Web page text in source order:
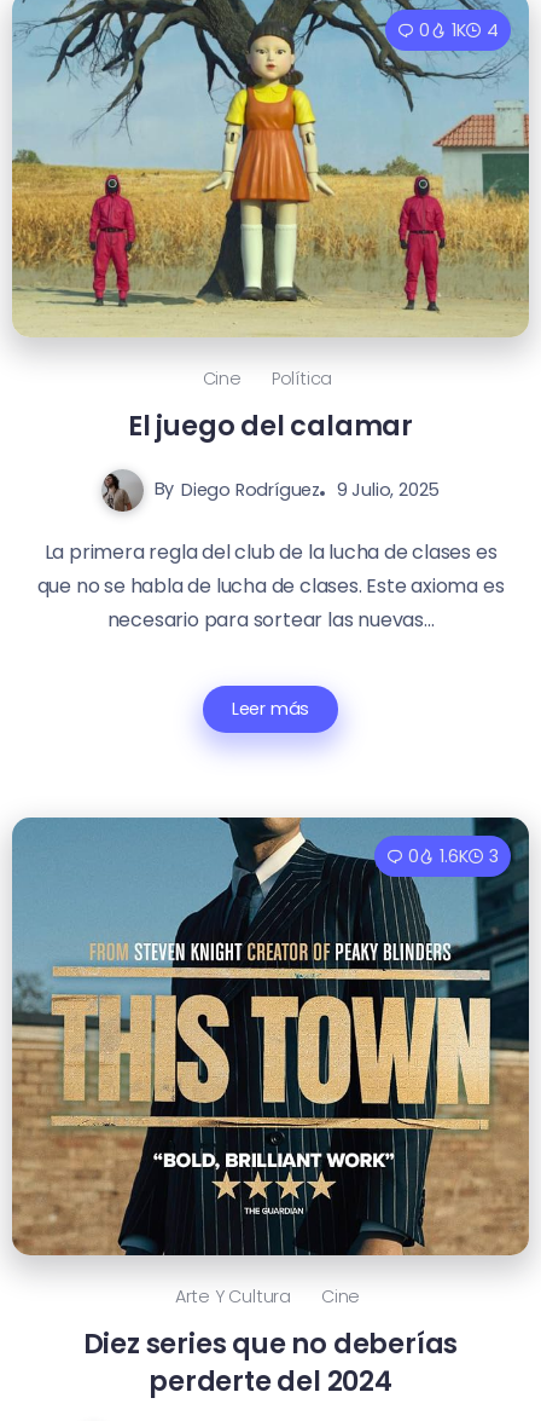
0 1K 4
Cine Política
El juego del calamar
By Diego Rodríguez 9 Julio, 2025
La primera regla del club de la lucha de clases es
que no se habla de lucha de clases. Este axioma es
necesario para sortear las nuevas...
Leer más
0 1.6K 3
Arte Y Cultura Cine
Diez series que no deberías
perderte del 2024